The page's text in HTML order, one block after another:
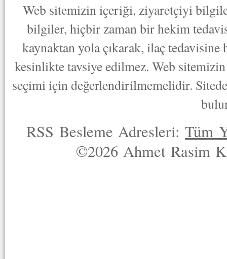
Web sitemizin içeriği, ziyaretçiyi
bilgiler, hiçbir zaman bir hekim
kaynaktan yola çıkarak, ilaç
kesinlikte tavsiye edilmez. Web
seçimi için değerlendirilmemelidir.
RSS Besleme Adresleri:Tüm
©2026 Ahmet Rasim